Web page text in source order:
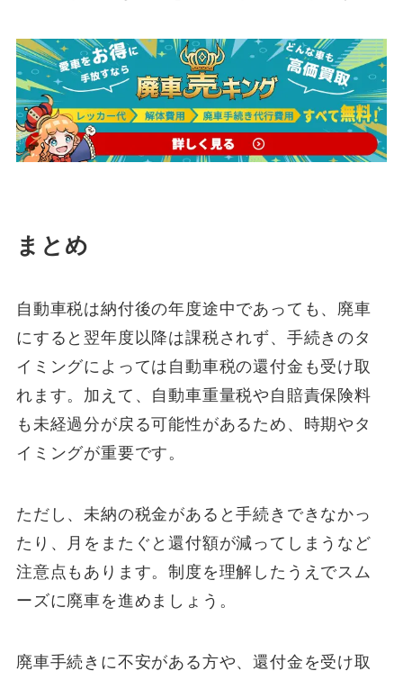
まとめ
自動車税は納付後の年度途中であっても、廃車
にすると翌年度以降は課税されず、手続きのタ
イミングによっては自動車税の還付金も受け取
れます。加えて、自動車重量税や自賠責保険料
も未経過分が戻る可能性があるため、時期やタ
イミングが重要です。
ただし、未納の税金があると手続きできなかっ
たり、月をまたぐと還付額が減ってしまうなど
注意点もあります。制度を理解したうえでスム
ーズに廃車を進めましょう。
廃車手続きに不安がある方や、還付金を受け取